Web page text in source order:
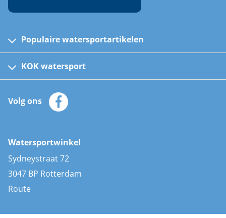
Populaire watersportartikelen
Kinder reddingsvesten
Automatische reddingsvesten
Zeilkleding
Zonnepanelen
AIS transponders
Stootwillen en fenders
Bootkussens
Zwemtrappen
KOK watersport
Klantenservice
Merken
Volg ons
Watersportwinkel
Sydneystraat 72
3047 BP Rotterdam
Route